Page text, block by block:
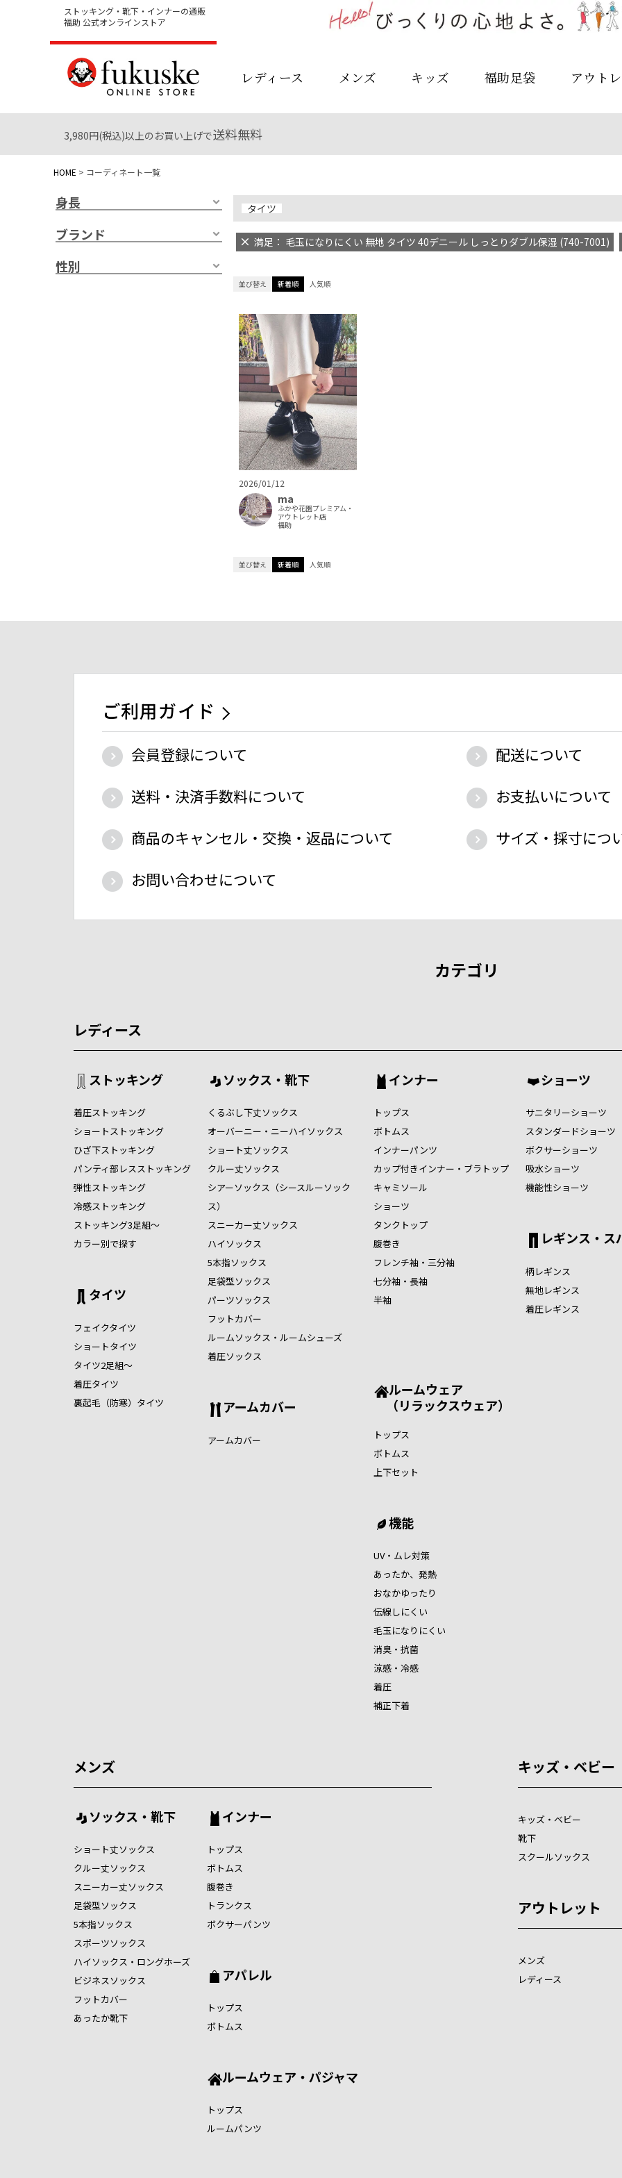
ストッキング・靴下・インナーの通販
福助 公式オンラインストア
レディース メンズ キッズ 福助足袋 アウト
3,980円(税込)以上のお買い上げで送料無料
HOME コーディネート一覧
身長
ブランド
性別
タイツ
満足： 毛玉になりにくい 無地 タイツ 40デニール しっとりダブル保湿 (740-7001)
並び替え 新着順 人気順
2026/01/12
ma
ふかや花園プレミアム・
アウトレット店
福助
並び替え 新着順 人気順
ご利用ガイド
会員登録について
配送について
送料・決済手数料について
お支払いについて
商品のキャンセル・交換・返品について
サイズ・採寸につ
お問い合わせについて
カテゴリ
レディース
ストッキング
着圧ストッキング
ショートストッキング
ひざ下ストッキング
パンティ部レスストッキング
弾性ストッキング
冷感ストッキング
ストッキング3足組～
カラー別で探す
タイツ
フェイクタイツ
ショートタイツ
タイツ2足組～
着圧タイツ
裏起毛（防寒）タイツ
ソックス・靴下
くるぶし下丈ソックス
オーバーニー・ニーハイソックス
ショート丈ソックス
クルー丈ソックス
シアーソックス（シースルーソック
ス）
スニーカー丈ソックス
ハイソックス
5本指ソックス
足袋型ソックス
パーツソックス
フットカバー
ルームソックス・ルームシューズ
着圧ソックス
アームカバー
アームカバー
インナー
トップス
ボトムス
インナーパンツ
カップ付きインナー・ブラトップ
キャミソール
ショーツ
タンクトップ
腹巻き
フレンチ袖・三分袖
七分袖・長袖
半袖
ショーツ
サニタリーショーツ
スタンダードショーツ
ボクサーショーツ
吸水ショーツ
機能性ショーツ
レギンス・ス
柄レギンス
無地レギンス
着圧レギンス
ルームウェア
（リラックスウェア）
トップス
ボトムス
上下セット
機能
UV・ムレ対策
あったか、発熱
おなかゆったり
伝線しにくい
毛玉になりにくい
消臭・抗菌
涼感・冷感
着圧
補正下着
メンズ
ソックス・靴下
ショート丈ソックス
クルー丈ソックス
スニーカー丈ソックス
足袋型ソックス
5本指ソックス
スポーツソックス
ハイソックス・ロングホーズ
ビジネスソックス
フットカバー
あったか靴下
インナー
トップス
ボトムス
腹巻き
トランクス
ボクサーパンツ
アパレル
トップス
ボトムス
ルームウェア・パジャマ
トップス
ルームパンツ
キッズ・ベビー
キッズ・ベビー
靴下
スクールソックス
アウトレット
メンズ
レディース